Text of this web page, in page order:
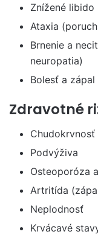
Znížené libido
Ataxia
Brnenie a
neuropatia)
Bolesť a
Zdravotné
Chudokrvnosť
Podvýživa
Osteoporóza
Artritída
Neplodnosť
Krvácavé